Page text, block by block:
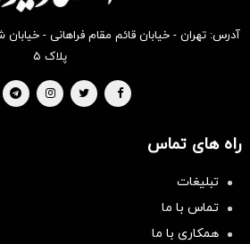
آدرس: تهران - خیابان قائم مقام فراهانی -
پلاک ۵
راه های تماس
تبلیغات
تماس با ما
همکاری با ما